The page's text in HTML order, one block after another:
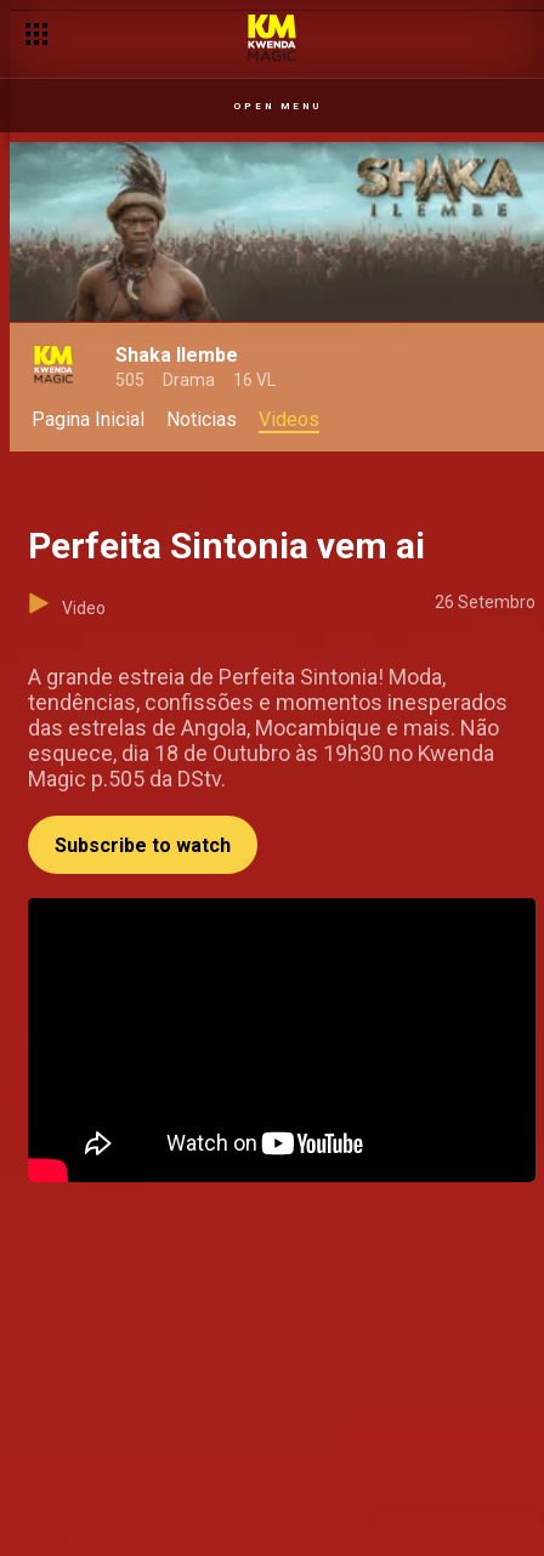
OPEN MENU
Shaka Ilembe
505 Drama 16 VL
Pagina Inicial Noticias Videos
Perfeita Sintonia vem ai
Video 26 Setembro
A grande estreia de Perfeita Sintonia! Moda,
tendências, confissões e momentos inesperados
das estrelas de Angola, Mocambique e mais. Não
esquece, dia 18 de Outubro às 19h30 no Kwenda
Magic p.505 da DStv.
Subscribe to watch